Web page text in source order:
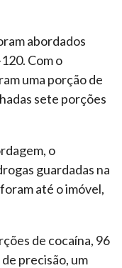
abordados
Com o
uma porção de
sete porções
o
guardadas na
até o imóvel,
de cocaína, 96
precisão, um